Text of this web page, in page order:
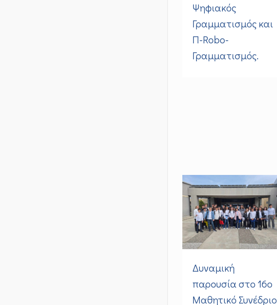
Ψηφιακός
Γραμματισμός και
Π-Robo-
Γραμματισμός.
Δυναμική
παρουσία στο 16ο
Μαθητικό Συνέδριο